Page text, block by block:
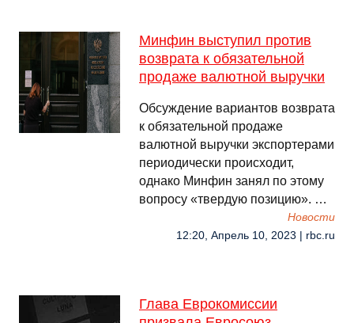
Минфин выступил против
возврата к обязательной
продаже валютной выручки
Обсуждение вариантов возврата
к обязательной продаже
валютной выручки экспортерами
периодически происходит,
однако Минфин занял по этому
вопросу «твердую позицию». …
Новости
12:20, Апрель 10, 2023 | rbc.ru
Глава Еврокомиссии